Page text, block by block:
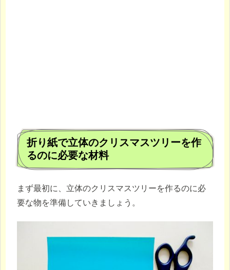
折り紙で立体のクリスマスツリーを作
るのに必要な材料
まず最初に、立体のクリスマスツリーを作るのに必
要な物を準備していきましょう。